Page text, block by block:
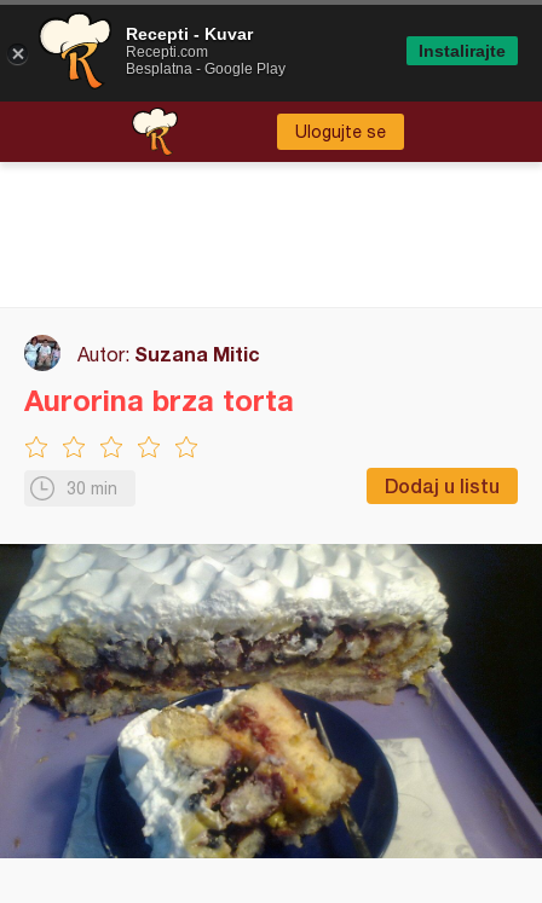
Ulogujte se
Autor: Suzana Mitic
30 min Dodaj u listu
Aurorina brza torta
Recepti - Kuvar
Recepti.com
Besplatna - Google Play
Instalirajte